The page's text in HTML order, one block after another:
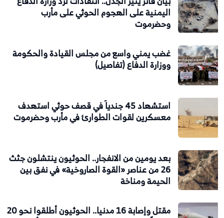
اليمنية على الهجوم الحوثي على مأرب
وحضرموت
غضب يمني واسع من مجلس القيادة والحكومة
ووزارة الدفاع (تفاصيل)
استشهاد 45 جندياً في قصف حوثي استهدف
معسكرين لقوات الطوارئ في مأرب وحضرموت
بعد يومين من الانفجار.. الحوثيون ينتشلون جثث
26 من عناصر «القوة الصاروخية» في نفق بين
الحيمة ومناخة
مقتل وإصابة 16 مدنيا.. الحوثيون أطلقوا نحو 20